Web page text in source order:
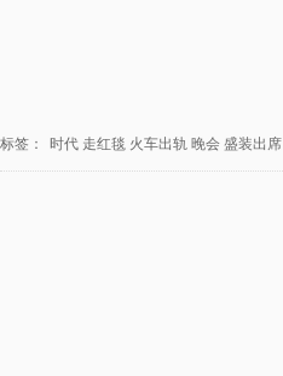
标签： 时代 走红毯 火车出轨 晚会 盛装出席